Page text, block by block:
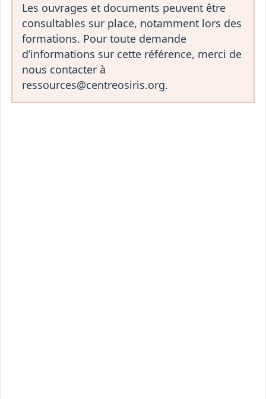
Les ouvrages et documents peuvent être
consultables sur place, notamment lors des
formations. Pour toute demande
d’informations sur cette référence, merci de
nous contacter à
ressources@centreosiris.org.